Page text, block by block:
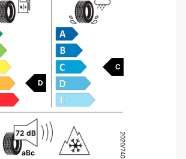
D
C
72 dB 2020/740
aBc